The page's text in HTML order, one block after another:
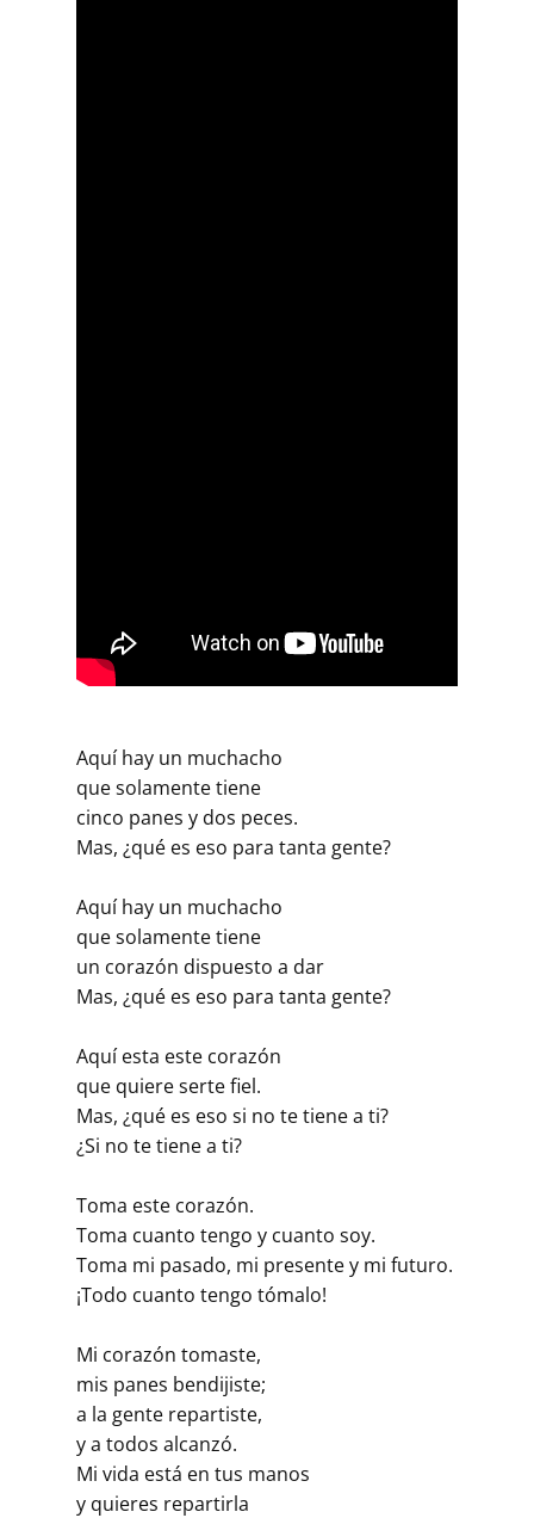
Aquí hay un muchacho
que solamente tiene
cinco panes y dos peces.
Mas, ¿qué es eso para tanta gente?
Aquí hay un muchacho
que solamente tiene
un corazón dispuesto a dar
Mas, ¿qué es eso para tanta gente?
Aquí esta este corazón
que quiere serte fiel.
Mas, ¿qué es eso si no te tiene a ti?
¿Si no te tiene a ti?
Toma este corazón.
Toma cuanto tengo y cuanto soy.
Toma mi pasado, mi presente y mi futuro.
¡Todo cuanto tengo tómalo!
Mi corazón tomaste,
mis panes bendijiste;
a la gente repartiste,
y a todos alcanzó.
Mi vida está en tus manos
y quieres repartirla